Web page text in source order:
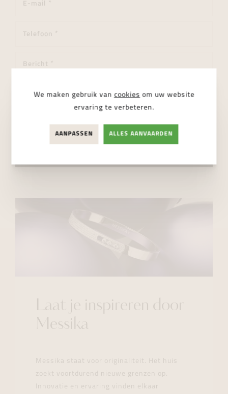
Ik ga akkoord met de privacy regelgeving
Laat je inspireren door
Messika
Messika staat voor originaliteit. Het huis
zoekt voortdurend nieuwe grenzen op.
Innovatie en ervaring vinden elkaar
We maken gebruik van cookies om uw website
ervaring te verbeteren.
AANPASSEN ALLES AANVAARDEN